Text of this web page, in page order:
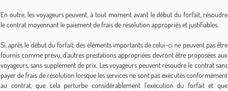
En outre, les voyageurs peuvent, à tout moment avant le début du forfait, résoudre
le contrat moyennant le paiement de frais de résolution appropriés et justifiables.
Si, après le début du forfait, des éléments importants de celui-ci ne peuvent pas être
fournis comme prévu, d'autres prestations appropriées devront être proposées aux
voyageurs, sans supplément de prix. Les voyageurs peuvent résoudre le contrat sans
payer de frais de résolution lorsque les services ne sont pas exécutés conformément
au contrat, que cela perturbe considérablement l'exécution du forfait et que